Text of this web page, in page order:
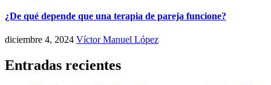
¿De qué depende que una terapia de pareja funcione?
diciembre 4, 2024 Víctor Manuel López
Entradas recientes